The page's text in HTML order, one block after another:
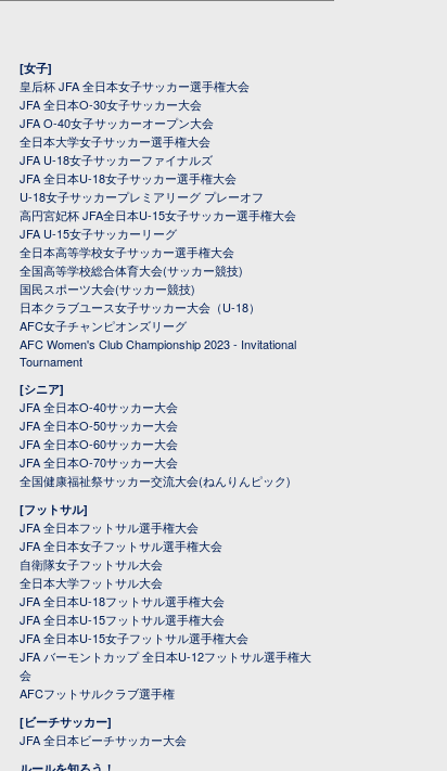
[女子]
皇后杯 JFA 全日本女子サッカー選手権大会
JFA 全日本O-30女子サッカー大会
JFA O-40女子サッカーオープン大会
全日本大学女子サッカー選手権大会
JFA U-18女子サッカーファイナルズ
JFA 全日本U-18女子サッカー選手権大会
U-18女子サッカープレミアリーグ プレーオフ
高円宮妃杯 JFA全日本U-15女子サッカー選手権大会
JFA U-15女子サッカーリーグ
全日本高等学校女子サッカー選手権大会
全国高等学校総合体育大会(サッカー競技)
国民スポーツ大会(サッカー競技)
日本クラブユース女子サッカー大会（U-18）
AFC女子チャンピオンズリーグ
AFC Women's Club Championship 2023 - Invitational
Tournament
[シニア]
JFA 全日本O-40サッカー大会
JFA 全日本O-50サッカー大会
JFA 全日本O-60サッカー大会
JFA 全日本O-70サッカー大会
全国健康福祉祭サッカー交流大会(ねんりんピック)
[フットサル]
JFA 全日本フットサル選手権大会
JFA 全日本女子フットサル選手権大会
自衛隊女子フットサル大会
全日本大学フットサル大会
JFA 全日本U-18フットサル選手権大会
JFA 全日本U-15フットサル選手権大会
JFA 全日本U-15女子フットサル選手権大会
JFA バーモントカップ 全日本U-12フットサル選手権大
会
AFCフットサルクラブ選手権
[ビーチサッカー]
JFA 全日本ビーチサッカー大会